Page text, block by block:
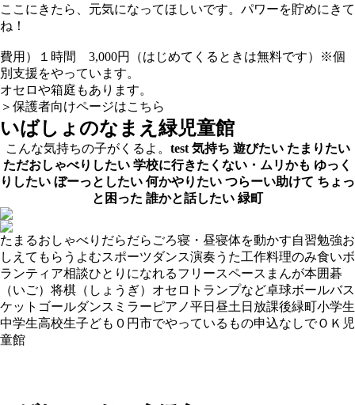
ここにきたら、元気になってほしいです。パワーを貯めにきて
ね！
費用）１時間 3,000円（はじめてくるときは無料です）※個
別支援をやっています。
オセロや箱庭もあります。
＞保護者向けページはこちら
いばしょのなまえ 緑児童館
こんな気持ちの子がくるよ。 test 気持ち 遊びたい たまりたい
ただおしゃべりしたい 学校に行きたくない・ムリかも ゆっく
りしたい ぼーっとしたい 何かやりたい つらーい助けて ちょっ
と困った 誰かと話したい 緑町
たまるおしゃべり だらだら ごろ寝・昼寝体を動かす自習勉強お
しえてもらう よむスポーツダンス演奏 うた工作料理のみ食いボ
ランティア相談ひとりになれるフリースペース まんが本囲碁
（いご） 将棋（しょうぎ） オセロ トランプなど卓球ボールバス
ケットゴールダンスミラー ピアノ平日昼土日 放課後緑町小学生
中学生高校生子ども０円市でやっているもの申込なしでＯＫ 児
童館